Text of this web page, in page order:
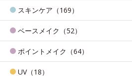
スキンケア（169）
ベースメイク（52）
ポイントメイク（64）
UV（18）